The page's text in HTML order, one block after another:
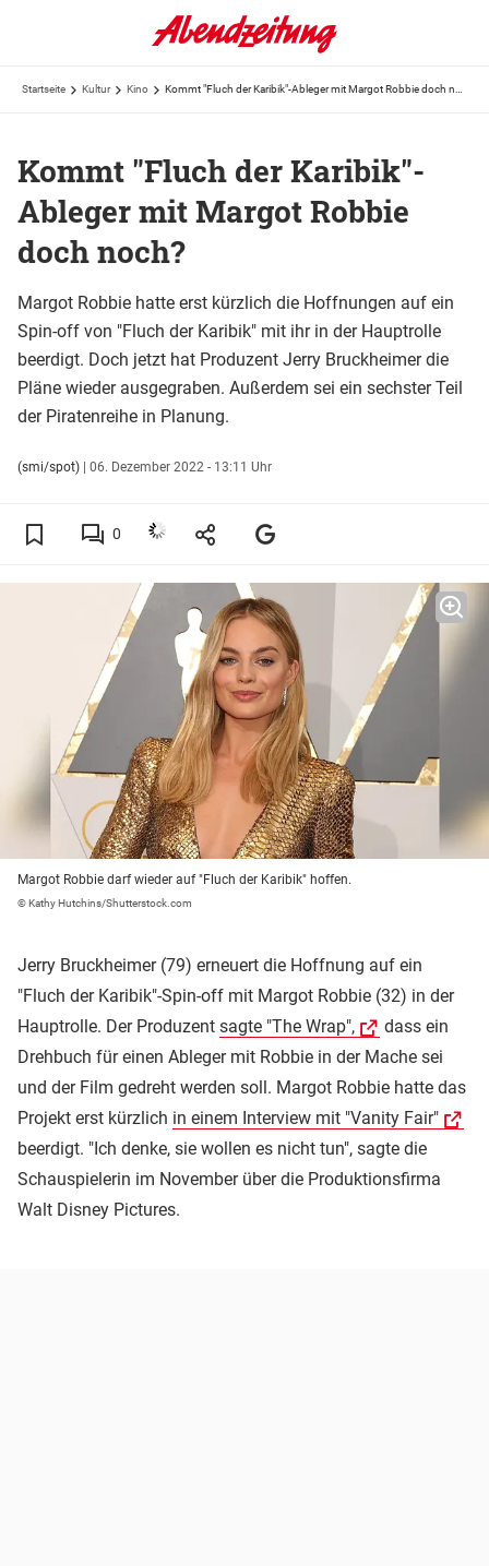
Startseite Kultur Kino
Kommt "Fluch der Karibik"-
Ableger mit Margot Robbie
doch noch?
Margot Robbie hatte erst kürzlich die Hoffnungen auf ein
Spin-off von "Fluch der Karibik" mit ihr in der Hauptrolle
beerdigt. Doch jetzt hat Produzent Jerry Bruckheimer die
Pläne wieder ausgegraben. Außerdem sei ein sechster Teil
der Piratenreihe in Planung.
(smi/spot) | 06. Dezember 2022 - 13:11 Uhr
0
Margot Robbie darf wieder auf "Fluch der Karibik" hoffen.
© Kathy Hutchins/Shutterstock.com
Jerry Bruckheimer (79) erneuert die Hoffnung auf ein
"Fluch der Karibik"-Spin-off mit Margot Robbie (32) in der
Hauptrolle. Der Produzent sagte "The Wrap",
dass ein
Drehbuch für einen Ableger mit Robbie in der Mache sei
und der Film gedreht werden soll. Margot Robbie hatte das
Projekt erst kürzlich in einem Interview mit "Vanity Fair"
beerdigt. "Ich denke, sie wollen es nicht tun", sagte die
Schauspielerin im November über die Produktionsfirma
Walt Disney Pictures.